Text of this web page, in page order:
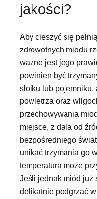
jakości?
Aby cieszyć się
zdrowotnych miodu
ważne jest jego
powinien być
słoiku lub
powietrza oraz
przechowywania
miejsce, z dala od
bezpośredniego
unikać trzymania go
temperatura może
Jeśli jednak miód już
delikatnie podgrzać